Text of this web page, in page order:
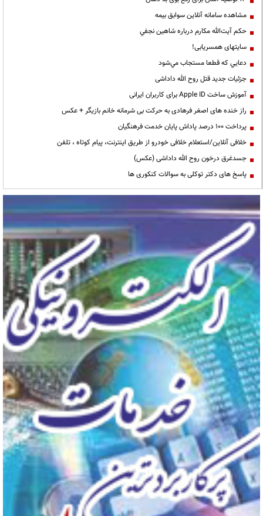
مشاهده سامانه آنلاين سوابق بیمه
حكم آيت‌الله مكارم درباره شاهين نجفي
سایتهای همسریابی!
دعايي كه قطعا مستجاب مي‌شود
جزئیات جدید قتل روح الله داداشی
آموزش ساخت Apple ID برای کاربران ایرانی
راز خنده های اصغر فرهادی به حرکت بی شرمانه خانم بازیگر + عکس
پرداخت ۱۰۰ درصد پاداش پایان خدمت فرهنگیان
خلافی آنلاین/استعلام خلافی خودرو از طریق اینترنت، پیام کوتاه ، تلفن
جسدغرق درخون روح الله داداشی (عکس)
پاسخ های دکتر توکلی به سوالات کنکوری ها